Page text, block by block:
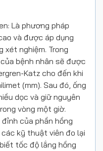
Là phương pháp
và được áp dụng
xét nghiệm. Trong
bệnh nhân sẽ được
Katz cho đến khi
(mm). Sau đó, ống
dọc và giữ nguyên
vòng một giờ.
của phần hồng
kỹ thuật viên đo lại
tốc độ lắng hồng